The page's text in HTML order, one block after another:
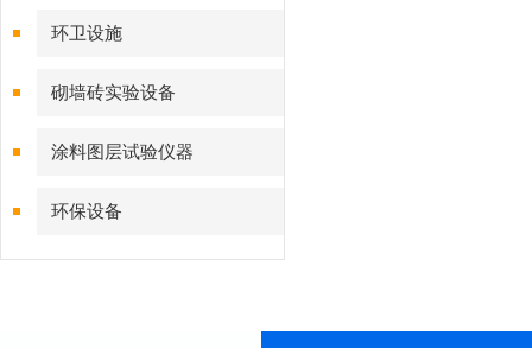
环卫设施
砌墙砖实验设备
涂料图层试验仪器
环保设备